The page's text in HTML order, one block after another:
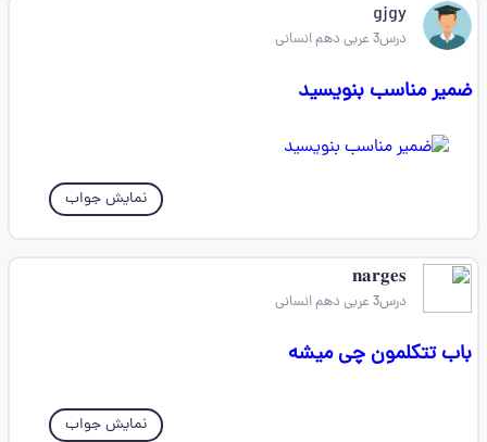
gjgy
درس3 عربی دهم انسانی
ضمیر مناسب بنویسید
نمایش جواب
𝐧𝐚𝐫𝐠𝐞𝐬
درس3 عربی دهم انسانی
باب تتکلمون چی میشه
نمایش جواب